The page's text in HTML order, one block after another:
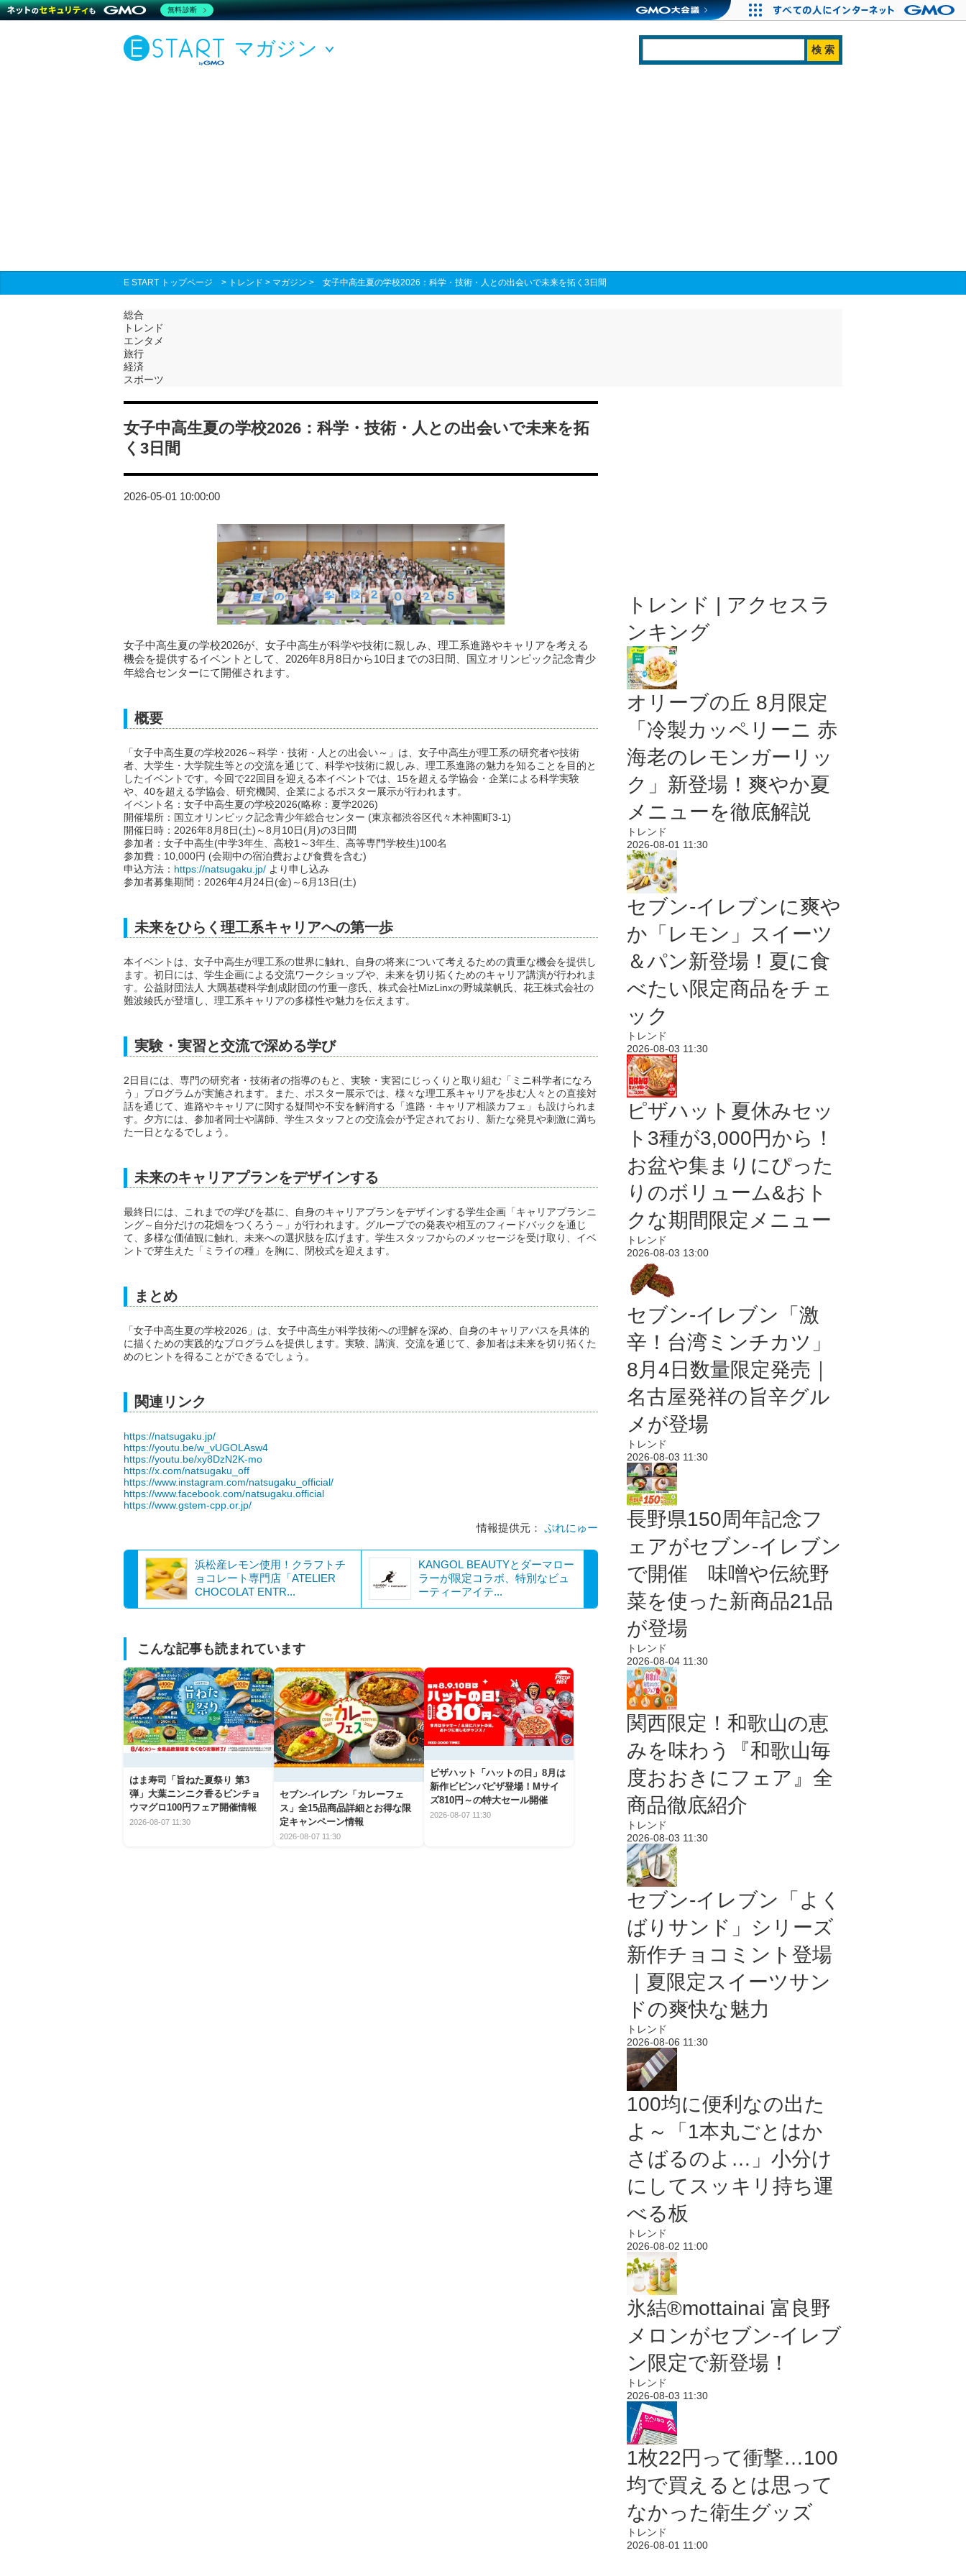
マガジン
E START トップページ > トレンド > マガジン > 女子中高生夏の学校2026：科学・技術・人との出会いで未来を拓く3日間
総合
トレンド
エンタメ
旅行
経済
スポーツ
女子中高生夏の学校2026：科学・技術・人との出会いで未来を拓
く3日間
2026-05-01 10:00:00
女子中高生夏の学校2026が、女子中高生が科学や技術に親しみ、理工系進路やキャリアを考える
機会を提供するイベントとして、2026年8月8日から10日までの3日間、国立オリンピック記念青少
年総合センターにて開催されます。
概要
「女子中高生夏の学校2026～科学・技術・人との出会い～」は、女子中高生が理工系の研究者や技術
者、大学生・大学院生等との交流を通じて、科学や技術に親しみ、理工系進路の魅力を知ることを目的と
したイベントです。今回で22回目を迎える本イベントでは、15を超える学協会・企業による科学実験
や、40を超える学協会、研究機関、企業によるポスター展示が行われます。
イベント名：女子中高生夏の学校2026(略称：夏学2026)
開催場所：国立オリンピック記念青少年総合センター (東京都渋谷区代々木神園町3-1)
開催日時：2026年8月8日(土)～8月10日(月)の3日間
参加者：女子中高生(中学3年生、高校1～3年生、高等専門学校生)100名
参加費：10,000円 (会期中の宿泊費および食費を含む)
申込方法： https://natsugaku.jp/ より申し込み
参加者募集期間：2026年4月24日(金)～6月13日(土)
未来をひらく理工系キャリアへの第一歩
本イベントは、女子中高生が理工系の世界に触れ、自身の将来について考えるための貴重な機会を提供し
ます。初日には、学生企画による交流ワークショップや、未来を切り拓くためのキャリア講演が行われま
す。公益財団法人 大隅基礎科学創成財団の竹重一彦氏、株式会社MizLinxの野城菜帆氏、花王株式会社の
難波綾氏が登壇し、理工系キャリアの多様性や魅力を伝えます。
実験・実習と交流で深める学び
2日目には、専門の研究者・技術者の指導のもと、実験・実習にじっくりと取り組む「ミニ科学者になろ
う」プログラムが実施されます。また、ポスター展示では、様々な理工系キャリアを歩む人々との直接対
話を通じて、進路やキャリアに関する疑問や不安を解消する「進路・キャリア相談カフェ」も設けられま
す。夕方には、参加者同士や講師、学生スタッフとの交流会が予定されており、新たな発見や刺激に満ち
た一日となるでしょう。
未来のキャリアプランをデザインする
最終日には、これまでの学びを基に、自身のキャリアプランをデザインする学生企画「キャリアプランニ
ング～自分だけの花畑をつくろう～」が行われます。グループでの発表や相互のフィードバックを通じ
て、多様な価値観に触れ、未来への選択肢を広げます。学生スタッフからのメッセージを受け取り、イベ
ントで芽生えた「ミライの種」を胸に、閉校式を迎えます。
まとめ
「女子中高生夏の学校2026」は、女子中高生が科学技術への理解を深め、自身のキャリアパスを具体的
に描くための実践的なプログラムを提供します。実験、講演、交流を通じて、参加者は未来を切り拓くた
めのヒントを得ることができるでしょう。
関連リンク
https://natsugaku.jp/
https://youtu.be/w_vUGOLAsw4
https://youtu.be/xy8DzN2K-mo
https://x.com/natsugaku_off
https://www.instagram.com/natsugaku_official/
https://www.facebook.com/natsugaku.official
https://www.gstem-cpp.or.jp/
情報提供元： ぷれにゅー
浜松産レモン使用！クラフトチ
ョコレート専門店「ATELIER
CHOCOLAT ENTR...
KANGOL BEAUTYとダーマロー
ラーが限定コラボ、特別なビュ
ーティーアイテ...
こんな記事も読まれています
はま寿司「旨ねた夏祭り 第3
弾」大葉ニンニク香るビンチョ
ウマグロ100円フェア開催情報
2026-08-07 11:30
セブン‐イレブン「カレーフェ
ス」全15品商品詳細とお得な限
定キャンペーン情報
2026-08-07 11:30
ピザハット「ハットの日」8月は
新作ビビンバピザ登場！Mサイ
ズ810円～の特大セール開催
2026-08-07 11:30
トレンド | アクセスラ
ンキング
オリーブの丘 8月限定
「冷製カッペリーニ 赤
海老のレモンガーリッ
ク」新登場！爽やか夏
メニューを徹底解説
トレンド
2026-08-01 11:30
セブン‐イレブンに爽や
か「レモン」スイーツ
＆パン新登場！夏に食
べたい限定商品をチェ
ック
トレンド
2026-08-03 11:30
ピザハット夏休みセッ
ト3種が3,000円から！
お盆や集まりにぴった
りのボリューム&おト
クな期間限定メニュー
トレンド
2026-08-03 13:00
セブン-イレブン「激
辛！台湾ミンチカツ」
8月4日数量限定発売｜
名古屋発祥の旨辛グル
メが登場
トレンド
2026-08-03 11:30
長野県150周年記念フ
ェアがセブン-イレブン
で開催 味噌や伝統野
菜を使った新商品21品
が登場
トレンド
2026-08-04 11:30
関西限定！和歌山の恵
みを味わう『和歌山毎
度おおきにフェア』全
商品徹底紹介
トレンド
2026-08-03 11:30
セブン‐イレブン「よく
ばりサンド」シリーズ
新作チョコミント登場
｜夏限定スイーツサン
ドの爽快な魅力
トレンド
2026-08-06 11:30
100均に便利なの出た
よ～「1本丸ごとはか
さばるのよ…」小分け
にしてスッキリ持ち運
べる板
トレンド
2026-08-02 11:00
氷結®mottainai 富良野
メロンがセブン‐イレブ
ン限定で新登場！
トレンド
2026-08-03 11:30
1枚22円って衝撃…100
均で買えるとは思って
なかった衛生グッズ
トレンド
2026-08-01 11:00
無料診断